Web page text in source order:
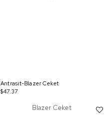
Antrasit-Blazer Ceket
$47.37
Blazer Ceket